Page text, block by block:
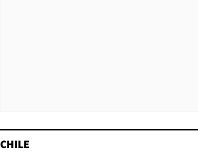
CHILE